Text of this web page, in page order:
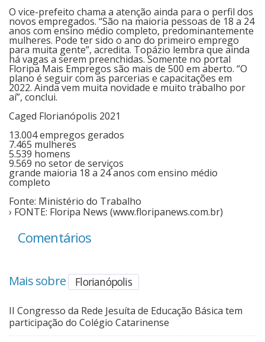
O vice-prefeito chama a atenção ainda para o perfil dos
novos empregados. “São na maioria pessoas de 18 a 24
anos com ensino médio completo, predominantemente
mulheres. Pode ter sido o ano do primeiro emprego
para muita gente”, acredita. Topázio lembra que ainda
há vagas a serem preenchidas. Somente no portal
Floripa Mais Empregos são mais de 500 em aberto. “O
plano é seguir com as parcerias e capacitações em
2022. Ainda vem muita novidade e muito trabalho por
aí”, conclui.
Caged Florianópolis 2021
13.004 empregos gerados
7.465 mulheres
5.539 homens
9.569 no setor de serviços
grande maioria 18 a 24 anos com ensino médio
completo
Fonte: Ministério do Trabalho
› FONTE: Floripa News (www.floripanews.com.br)
Comentários
Mais sobre Florianópolis
II Congresso da Rede Jesuíta de Educação Básica tem
participação do Colégio Catarinense